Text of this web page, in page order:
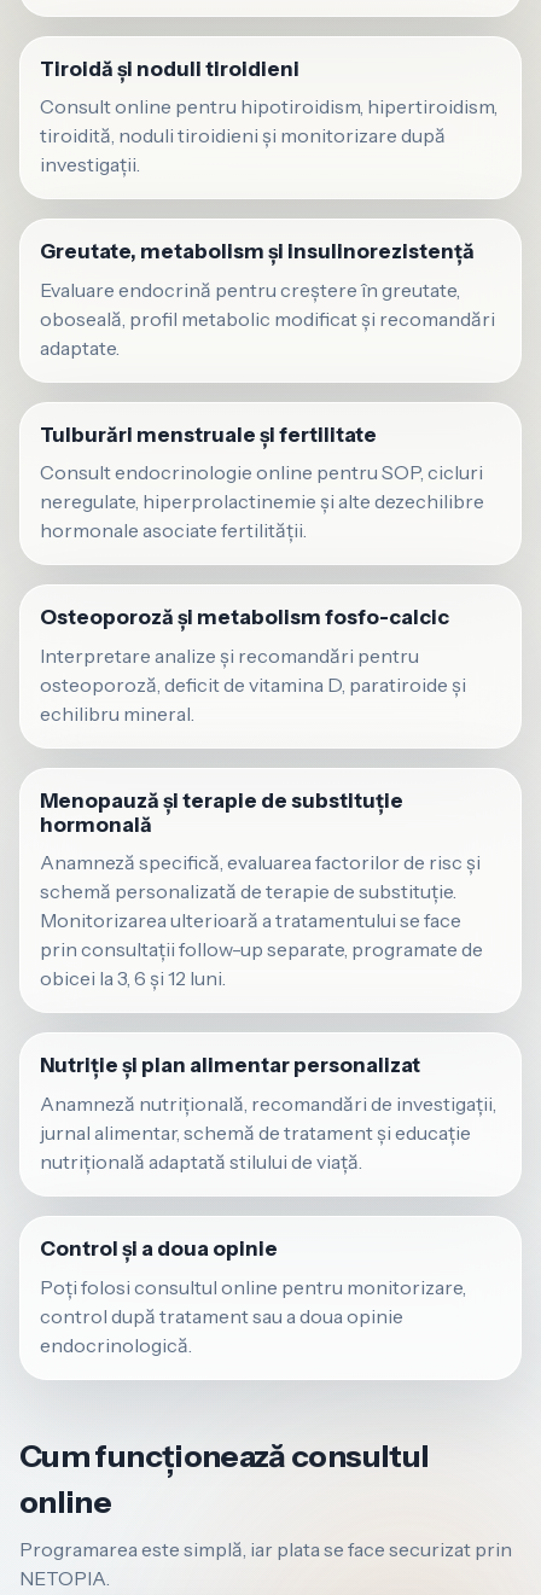
Tiroidă și noduli tiroidieni
Consult online pentru hipotiroidism, hipertiroidism,
tiroidită, noduli tiroidieni și monitorizare după
investigații.
Greutate, metabolism și insulinorezistență
Evaluare endocrină pentru creștere în greutate,
oboseală, profil metabolic modificat și recomandări
adaptate.
Tulburări menstruale și fertilitate
Consult endocrinologie online pentru SOP, cicluri
neregulate, hiperprolactinemie și alte dezechilibre
hormonale asociate fertilității.
Osteoporoză și metabolism fosfo-calcic
Interpretare analize și recomandări pentru
osteoporoză, deficit de vitamina D, paratiroide și
echilibru mineral.
Menopauză și terapie de substituție
hormonală
Anamneză specifică, evaluarea factorilor de risc și
schemă personalizată de terapie de substituție.
Monitorizarea ulterioară a tratamentului se face
prin consultații follow-up separate, programate de
obicei la 3, 6 și 12 luni.
Nutriție și plan alimentar personalizat
Anamneză nutrițională, recomandări de investigații,
jurnal alimentar, schemă de tratament și educație
nutrițională adaptată stilului de viață.
Control și a doua opinie
Poți folosi consultul online pentru monitorizare,
control după tratament sau a doua opinie
endocrinologică.
Cum funcționează consultul
online
Programarea este simplă, iar plata se face securizat prin
NETOPIA.